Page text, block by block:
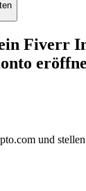
Fiverr
und